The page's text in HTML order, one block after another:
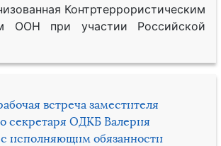
Контртеррористическим
ООН при участии Российской
встреча заместителя
секретаря ОДКБ Валерия
исполняющим обязанности